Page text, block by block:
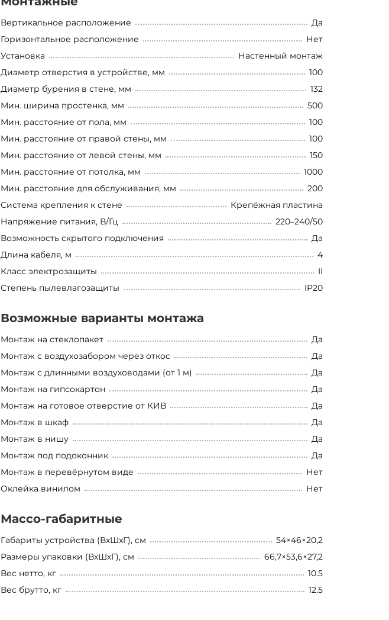
Вертикальное расположение
Да
Горизонтальное расположение
Нет
Установка
Настенный монтаж
Диаметр отверстия в устройстве, мм
100
Диаметр бурения в стене, мм
132
Мин. ширина простенка, мм
500
Мин. расстояние от пола, мм
100
Мин. расстояние от правой стены, мм
100
Мин. расстояние от левой стены, мм
150
Мин. расстояние от потолка, мм
1000
Мин. расстояние для обслуживания, мм
200
Система крепления к стене
Крепёжная пластина
Напряжение питания, В/Гц
220–240/50
Возможность скрытого подключения
Да
Длина кабеля, м
4
Класс электрозащиты
II
Степень пылевлагозащиты
IP20
Возможные варианты монтажа
Монтаж на стеклопакет
Да
Монтаж с воздухозабором через откос
Да
Монтаж с длинными воздуховодами (от 1 м)
Да
Монтаж на гипсокартон
Да
Монтаж на готовое отверстие от КИВ
Да
Монтаж в шкаф
Да
Монтаж в нишу
Да
Монтаж под подоконник
Да
Монтаж в перевёрнутом виде
Нет
Оклейка винилом
Нет
Массо-габаритные
Габариты устройства (ВхШхГ), см
54×46×20,2
Размеры упаковки (ВхШхГ), см
66,7×53,6×27,2
Вес нетто, кг
10.5
Вес брутто, кг
12.5